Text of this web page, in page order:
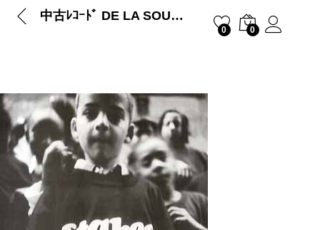
中古ﾚｺｰﾄﾞ DE LA SOUL – STAKES IS HIGH (UK)
0 0